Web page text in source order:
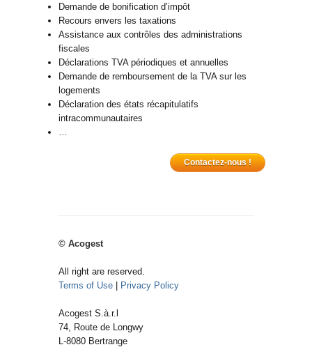
Demande de bonification d’impôt
Recours envers les taxations
Assistance aux contrôles des administrations
fiscales
Déclarations TVA périodiques et annuelles
Demande de remboursement de la TVA sur les
logements
Déclaration des états récapitulatifs
intracommunautaires
Contactez-nous !
© Acogest
All right are reserved.
Terms of Use | Privacy Policy
Acogest S.à.r.l
74, Route de Longwy
L-8080 Bertrange